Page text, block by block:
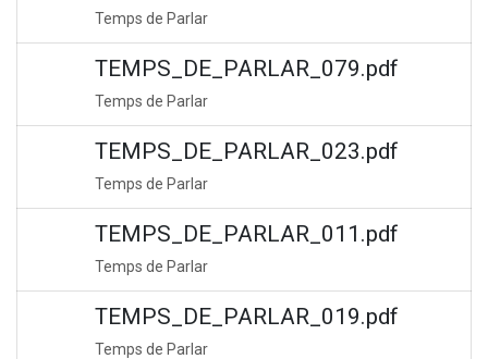
Temps de Parlar
TEMPS_DE_PARLAR_079.pdf
Temps de Parlar
TEMPS_DE_PARLAR_023.pdf
Temps de Parlar
TEMPS_DE_PARLAR_011.pdf
Temps de Parlar
TEMPS_DE_PARLAR_019.pdf
Temps de Parlar